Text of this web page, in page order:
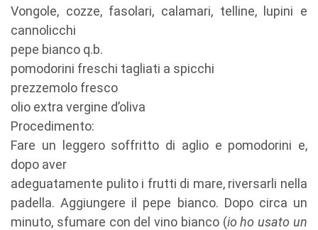
Vongole, cozze, fasolari, calamari, telline, lupini e
cannolicchi
pepe bianco q.b.
pomodorini freschi tagliati a spicchi
prezzemolo fresco
olio extra vergine d’oliva
Procedimento:
Fare un leggero soffritto di aglio e pomodorini e,
dopo aver
adeguatamente pulito i frutti di mare, riversarli nella
padella. Aggiungere il pepe bianco. Dopo circa un
minuto, sfumare con del vino bianco (io ho usato un